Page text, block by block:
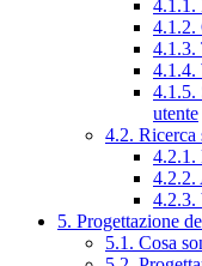
4.1.1.
4.1.2.
4.1.3.
4.1.4.
4.1.5.
utente
4.2. Ricerca
4.2.1.
4.2.2.
4.2.3.
5. Progettazione
5.1. Cosa